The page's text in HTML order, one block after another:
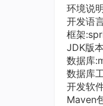
环境说
开发语
框架
JDK版
数据库
数据库
开发软
Maven